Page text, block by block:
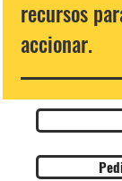
recursos
accionar.